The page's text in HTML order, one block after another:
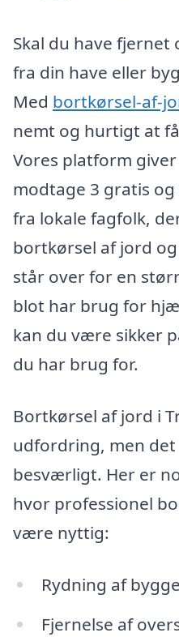
Skal du have
fra din have eller
Med bortkørsel-af-
nemt og hurtigt at
Vores platform
modtage 3 gratis
fra lokale fagfolk,
bortkørsel af jord
står over for en
blot har brug for
kan du være sikker
du har brug for.
Bortkørsel af jord i
udfordring, men
besværligt. Her er
hvor professionel
være nyttig:
Rydning af
Fjernelse af